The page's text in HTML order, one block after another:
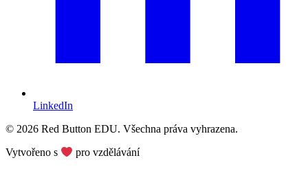
LinkedIn
© 2026 Red Button EDU. Všechna práva vyhrazena.
Vytvořeno s
pro vzdělávání